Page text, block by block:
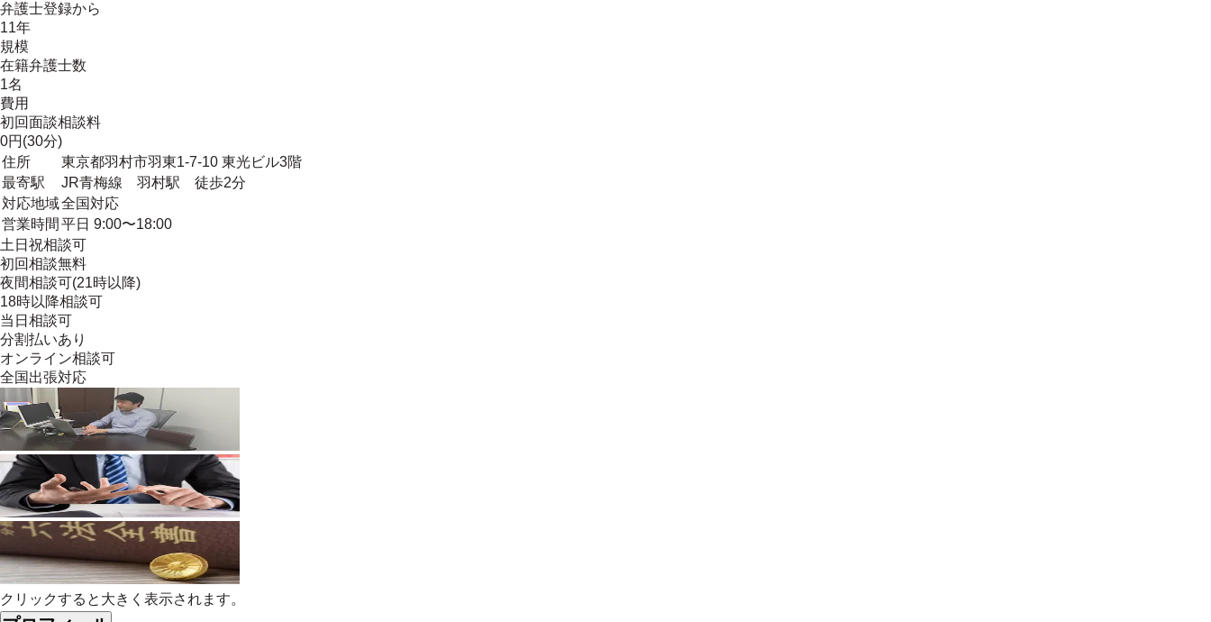
弁護士登録から
11年
規模
在籍弁護士数
1名
費用
初回面談相談料
0円(30分)
住所
東京都羽村市羽東1-7-10 東光ビル3階
最寄駅
JR青梅線 羽村駅 徒歩2分
対応地域全国対応
営業時間 平日 9:00〜18:00
土日祝相談可
初回相談無料
夜間相談可(21時以降)
18時以降相談可
当日相談可
分割払いあり
オンライン相談可
全国出張対応
クリックすると大きく表示されます。